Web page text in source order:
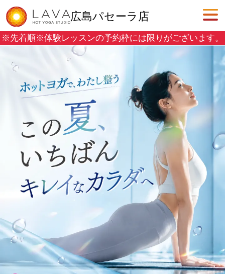
広島パセーラ店
※先着順※体験レッスンの予約枠には限りがございます。